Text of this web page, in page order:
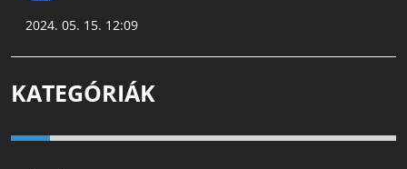
2024. 05. 15. 12:09
KATEGÓRIÁK